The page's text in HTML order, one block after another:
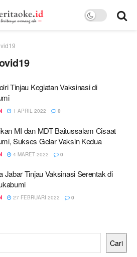
Tinjau Kegiatan Vaksinasi di
1 APRIL 2022 0
MI dan MDT Baitussalam Cisaat
Sukses Gelar Vaksin Kedua
4 MARET 2022 0
Jabar Tinjau Vaksinasi Serentak di
27 FEBRUARI 2022 0
Cari